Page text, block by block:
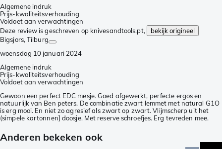
Algemene indruk
Prijs-kwaliteitsverhouding
Voldoet aan verwachtingen
Deze review is geschreven op knivesandtools.pt,
bekijk origineel
Bigsjors, Tilburg
woensdag 10 januari 2024
Algemene indruk
Prijs-kwaliteitsverhouding
Voldoet aan verwachtingen
Gewoon een perfect EDC mesje. Goed afgewerkt, perfecte ergos en
natuurlijk van Ben peters. De combinatie zwart lemmet met natural G1O
is erg mooi. En niet zo agresief als zwart op zwart. Vlijmscherp uit het
(simpele kartonnen] doosje. Met reserve schroefjes. Erg tevreden mee.
Anderen bekeken ook